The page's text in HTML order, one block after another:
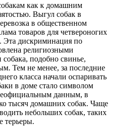
как к домашним
Выгул собак в
в общественном
товаров для четвероногих
Эта дискриминация по
религиозными
подобно свинье,
Тем не менее, за последние
класса начали оспаривать
в доме стало символом
данным, в
тысяч домашних собак. Чаще
небольших собак, таких
терьеры.